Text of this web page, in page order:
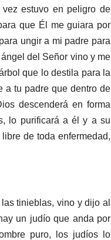
estuvo en peligro de
que Él me guiara por
ungir a mi padre para
del Señor vino y me
que lo destila para la
a tu padre que dentro de
descenderá en forma
lo purificará a él y a su
de toda enfermedad,
tinieblas, vino y dijo al
un judío que anda por
puro, los judíos lo